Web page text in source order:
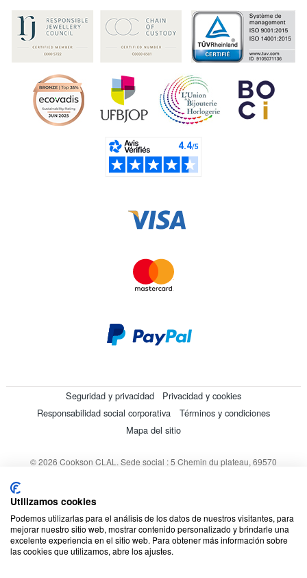
Seguridad y privacidad
Privacidad y cookies
Responsabilidad social corporativa
Términos y condiciones
Mapa del sitio
© 2026 Cookson CLAL. Sede social : 5 Chemin du plateau, 69570
Utilizamos cookies
Podemos utilizarlas para el análisis de los datos de nuestros visitantes, para
mejorar nuestro sitio web, mostrar contenido personalizado y brindarle una
excelente experiencia en el sitio web. Para obtener más información sobre
las cookies que utilizamos, abre los ajustes.